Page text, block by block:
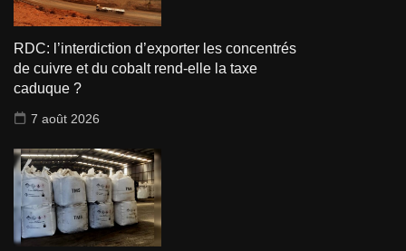
RDC: l’interdiction d’exporter les concentrés
de cuivre et du cobalt rend-elle la taxe
caduque ?
7 août 2026